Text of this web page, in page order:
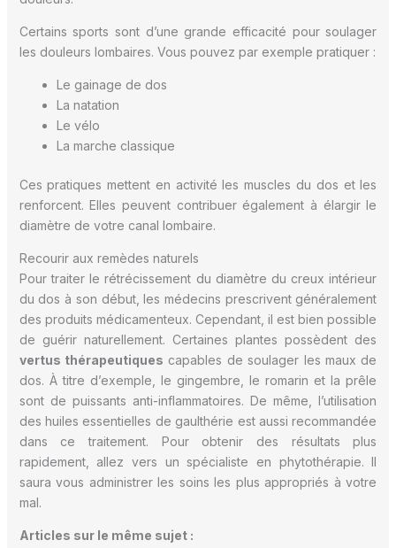
Certains sports sont d’une grande efficacité pour soulager
les douleurs lombaires. Vous pouvez par exemple pratiquer :
Le gainage de dos
La natation
Le vélo
La marche classique
Ces pratiques mettent en activité les muscles du dos et les
renforcent. Elles peuvent contribuer également à élargir le
diamètre de votre canal lombaire.
Recourir aux remèdes naturels
Pour traiter le rétrécissement du diamètre du creux intérieur
du dos à son début, les médecins prescrivent généralement
des produits médicamenteux. Cependant, il est bien possible
de guérir naturellement. Certaines plantes possèdent des
vertus thérapeutiques capables de soulager les maux de
dos. À titre d’exemple, le gingembre, le romarin et la prêle
sont de puissants anti-inflammatoires. De même, l’utilisation
des huiles essentielles de gaulthérie est aussi recommandée
dans ce traitement. Pour obtenir des résultats plus
rapidement, allez vers un spécialiste en phytothérapie. Il
saura vous administrer les soins les plus appropriés à votre
mal.
Articles sur le même sujet :